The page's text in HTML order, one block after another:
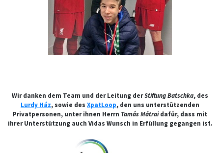
Wir danken dem Team und der Leitung derStiftung Batschka, des
Lurdy Ház, sowie des XpatLoop, den uns unterstützenden
Privatpersonen, unter ihnen Herrn Tamás Mátraidafür, dass mit
ihrer Unterstützung auch Vidas Wunsch in Erfüllung gegangen ist.